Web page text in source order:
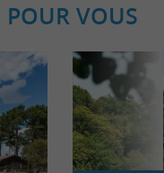
POUR VOUS